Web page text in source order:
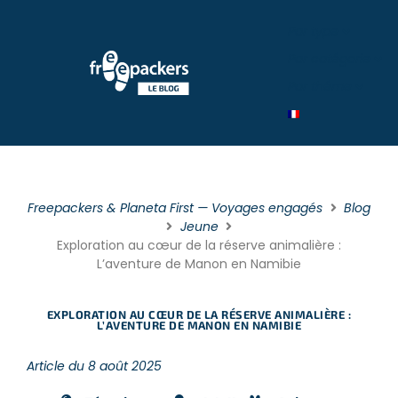
Freepackers & Planeta First — Voyages engagés
Blog
Jeune
Exploration au cœur de la réserve animalière :
L’aventure de Manon en Namibie
EXPLORATION AU CŒUR DE LA RÉSERVE ANIMALIÈRE :
L’AVENTURE DE MANON EN NAMIBIE
Article du 8 août 2025